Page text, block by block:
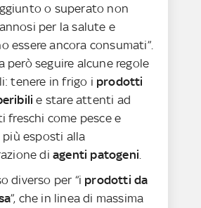
o superato non
per la salute e
essere ancora consumati”.
però seguire alcune regole
tenere in frigo i prodotti
e stare attenti ad
freschi come pesce e
più esposti alla
diagenti patogeni
diverso per “i prodotti da
”, che in linea di massima